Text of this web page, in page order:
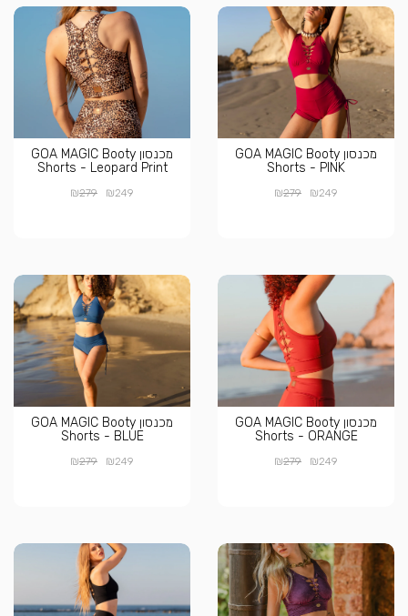
מכנסון GOA MAGIC Booty
Shorts - PINK
₪249
₪279
מכנסון GOA MAGIC Booty
Shorts - Leopard Print
₪249
₪279
מכנסון GOA MAGIC Booty
Shorts - ORANGE
₪249
₪279
מכנסון GOA MAGIC Booty
Shorts - BLUE
₪249
₪279